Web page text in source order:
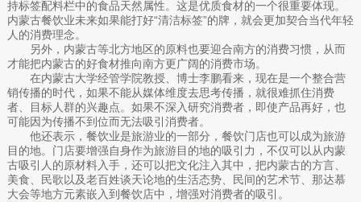
持标签配料栏中的食品天然属性。这是优质食材的一个很重要体现。
内蒙古餐饮业未来如果能打好“清洁标签”的牌，就会更加契合当代年轻
人的消费理念。
另外，内蒙古等北方地区的原料也要迎合南方的消费习惯，从而
才能把内蒙古的好食材推向南方更广阔的消费市场。
在内蒙古大学经管学院教授、博士李鹏看来，现在是一个整合营
销传播的时代，如果不能从媒体维度去思考传播，就很难抓住消费
者、目标人群的兴趣点。如果不深入研究消费者，即使产品再好，也
可能因为传播不到位而无法吸引消费者。
他还表示，餐饮业是旅游业的一部分，餐饮门店也可以成为旅游
目的地。门店要增强自身作为旅游目的地的吸引力，不仅可以从内蒙
古吸引人的原材料入手，还可以把文化注入其中，把内蒙古的方言、
美食、民歌以及老百姓谈天论地的生活态势、民间的艺术节、那达慕
大会等地方元素嵌入到餐饮店中，增强对消费者的吸引。